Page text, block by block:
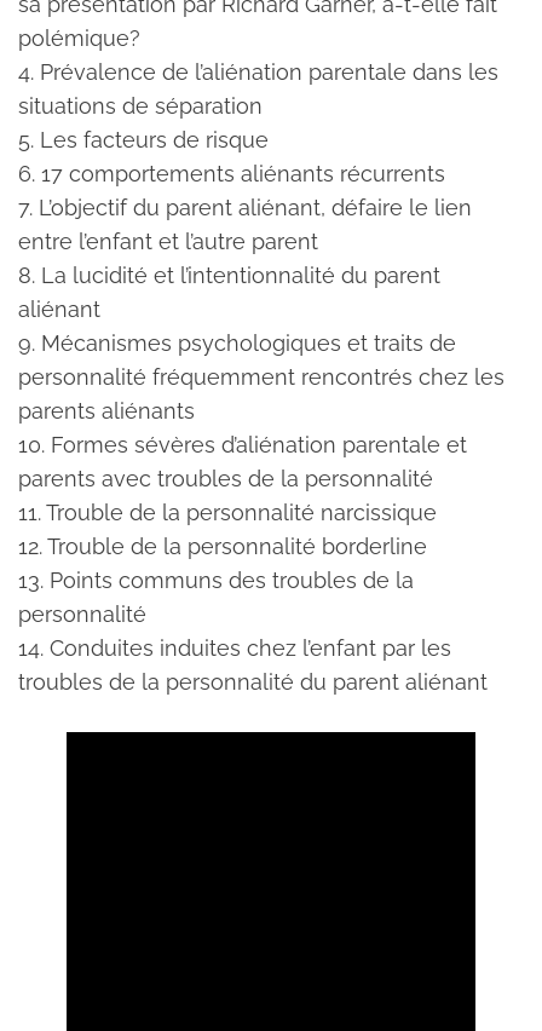
polémique?
4. Prévalence de l’aliénation parentale dans les
situations de séparation
5. Les facteurs de risque
6. 17 comportements aliénants récurrents
7. L’objectif du parent aliénant, défaire le lien
entre l’enfant et l’autre parent
8. La lucidité et l’intentionnalité du parent
aliénant
9. Mécanismes psychologiques et traits de
personnalité fréquemment rencontrés chez les
parents aliénants
10. Formes sévères d’aliénation parentale et
parents avec troubles de la personnalité
11. Trouble de la personnalité narcissique
12. Trouble de la personnalité borderline
13. Points communs des troubles de la
personnalité
14. Conduites induites chez l’enfant par les
troubles de la personnalité du parent aliénant